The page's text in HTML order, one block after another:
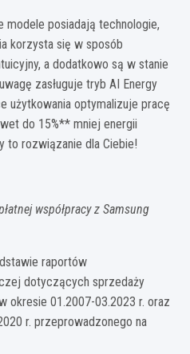
modele posiadają technologie,
korzysta się w sposób
a dodatkowo są w stanie
zasługuje tryb AI Energy
użytkowania optymalizuje pracę
do 15%** mniej energii
to rozwiązanie dla Ciebie!
współpracy z Samsung
raportów
dotyczących sprzedaży
okresie 01.2007-03.2023 r. oraz
r. przeprowadzonego na